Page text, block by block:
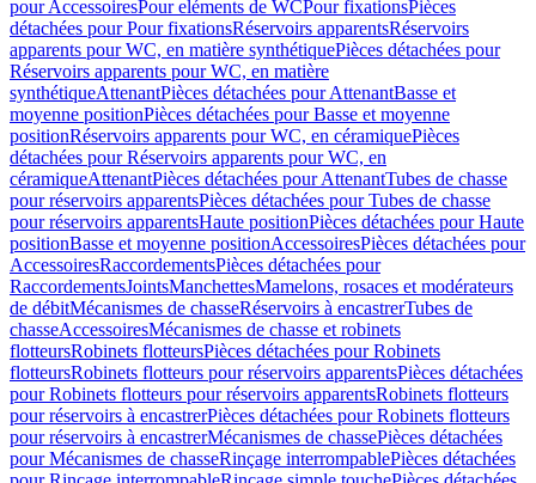
pour AccessoiresPour eléments de WCPour fixationsPièces
détachées pour Pour fixationsRéservoirs apparentsRéservoirs
apparents pour WC, en matière synthétiquePièces détachées pour
Réservoirs apparents pour WC, en matière
synthétiqueAttenantPièces détachées pour AttenantBasse et
moyenne positionPièces détachées pour Basse et moyenne
positionRéservoirs apparents pour WC, en céramiquePièces
détachées pour Réservoirs apparents pour WC, en
céramiqueAttenantPièces détachées pour AttenantTubes de chasse
pour réservoirs apparentsPièces détachées pour Tubes de chasse
pour réservoirs apparentsHaute positionPièces détachées pour Haute
positionBasse et moyenne positionAccessoiresPièces détachées pour
AccessoiresRaccordementsPièces détachées pour
RaccordementsJointsManchettesMamelons, rosaces et modérateurs
de débitMécanismes de chasseRéservoirs à encastrerTubes de
chasseAccessoiresMécanismes de chasse et robinets
flotteursRobinets flotteursPièces détachées pour Robinets
flotteursRobinets flotteurs pour réservoirs apparentsPièces détachées
pour Robinets flotteurs pour réservoirs apparentsRobinets flotteurs
pour réservoirs à encastrerPièces détachées pour Robinets flotteurs
pour réservoirs à encastrerMécanismes de chassePièces détachées
pour Mécanismes de chasseRinçage interrompablePièces détachées